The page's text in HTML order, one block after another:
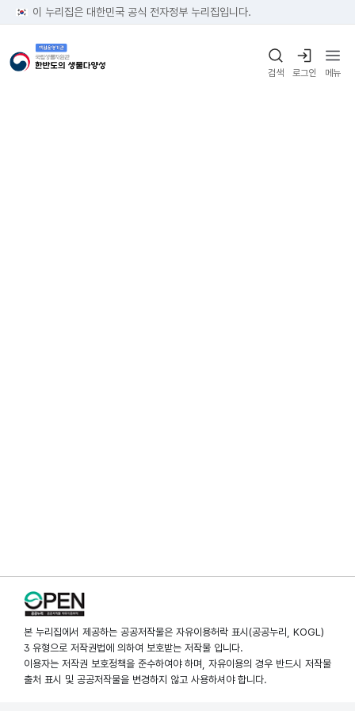
이 누리집은 대한민국 공식 전자정부 누리집입니다.
검색 로그인 메뉴
본 누리집에서 제공하는 공공저작물은 자유이용허락 표시(공공누리, KOGL)
3 유형으로 저작권법에 의하여 보호받는 저작물 입니다.
이용자는 저작권 보호정책을 준수하여야 하며, 자유이용의 경우 반드시 저작물
출처 표시 및 공공저작물을 변경하지 않고 사용하셔야 합니다.